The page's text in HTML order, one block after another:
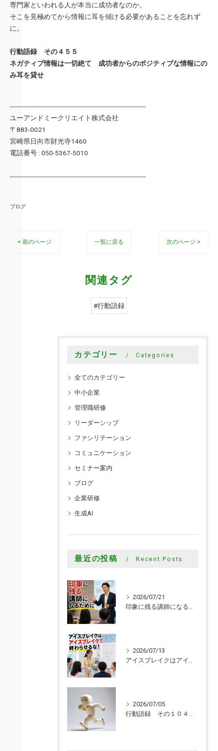
専門家といわれる人が本当に成功者なのか。
そこを見極めてから情報に耳を傾ける必要があることを忘れず
に。
行動語録 その４５５
ネガティブ情報は一切絶て 成功者からのポジティブな情報にの
み耳を貸せ
----------------------------------------------------------------------
ユーアンドミークリエイト株式会社
〒883-0021
宮崎県日向市財光寺1460
電話番号 : 050-5367-5010
----------------------------------------------------------------------
ブログ
< 前のページ 一覧に戻る 次のページ >
関連タグ
#行動語録
カテゴリー Categories
全てのカテゴリー
中小企業
管理職研修
リーダーシップ
ファシリテーション
コミュニケーション
セミナー案内
ブログ
企業研修
生成AI
最近の投稿 Recent Posts
2026/07/21
印象に残る講師になるために
2026/07/13
アイスブレイクはアイスブレイクで終わらせるな！
2026/07/05
行動語録 その１０４０ 行動あるのみ！